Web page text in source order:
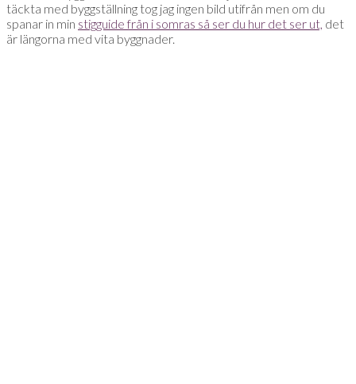
täckta med byggställning tog jag ingen bild utifrån men om du
spanar in min stigguide från i somras så ser du hur det ser ut, det
är längorna med vita byggnader.